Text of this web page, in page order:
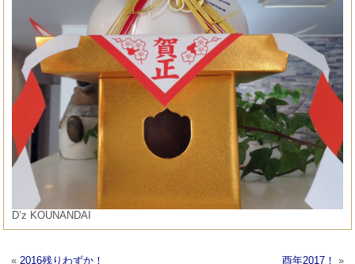
D’z KOUNANDAI
«2016残りわずか！ 酉年2017！ »